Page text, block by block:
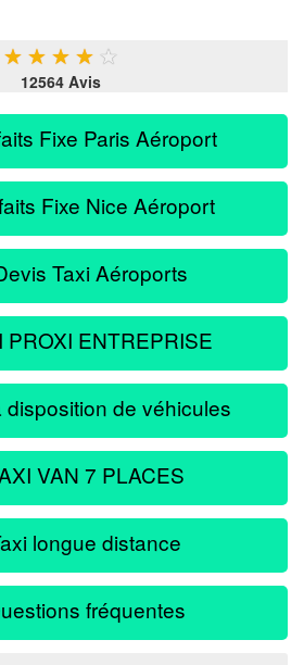
★ ★ ★ ★ ★
12564 Avis
Fixe Paris Aéroport
Fixe Nice Aéroport
Taxi Aéroports
PROXI ENTREPRISE
disposition de véhicules
VAN 7 PLACES
longue distance
fréquentes